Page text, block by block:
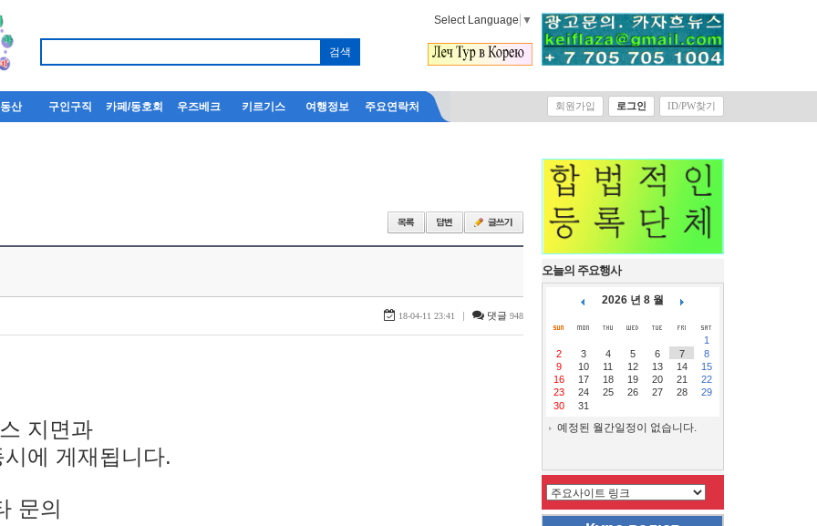
Select Language ▼
산 구인구직 카페/동호회 우즈베크 키르기스 여행정보 주요연락처 회원가입 로그인 ID/PW찾기
18-04-11 23:41 | 댓글 948
지면과
에 게재됩니다.
문의
오늘의 주요행사
2026 년 8 월
1
2
3 4 5 6 7
8
9
10 11 12 13 14
15
16
17 18 19 20 21
22
23
24 25 26 27 28
29
30
31
예정된 월간일정이 없습니다.